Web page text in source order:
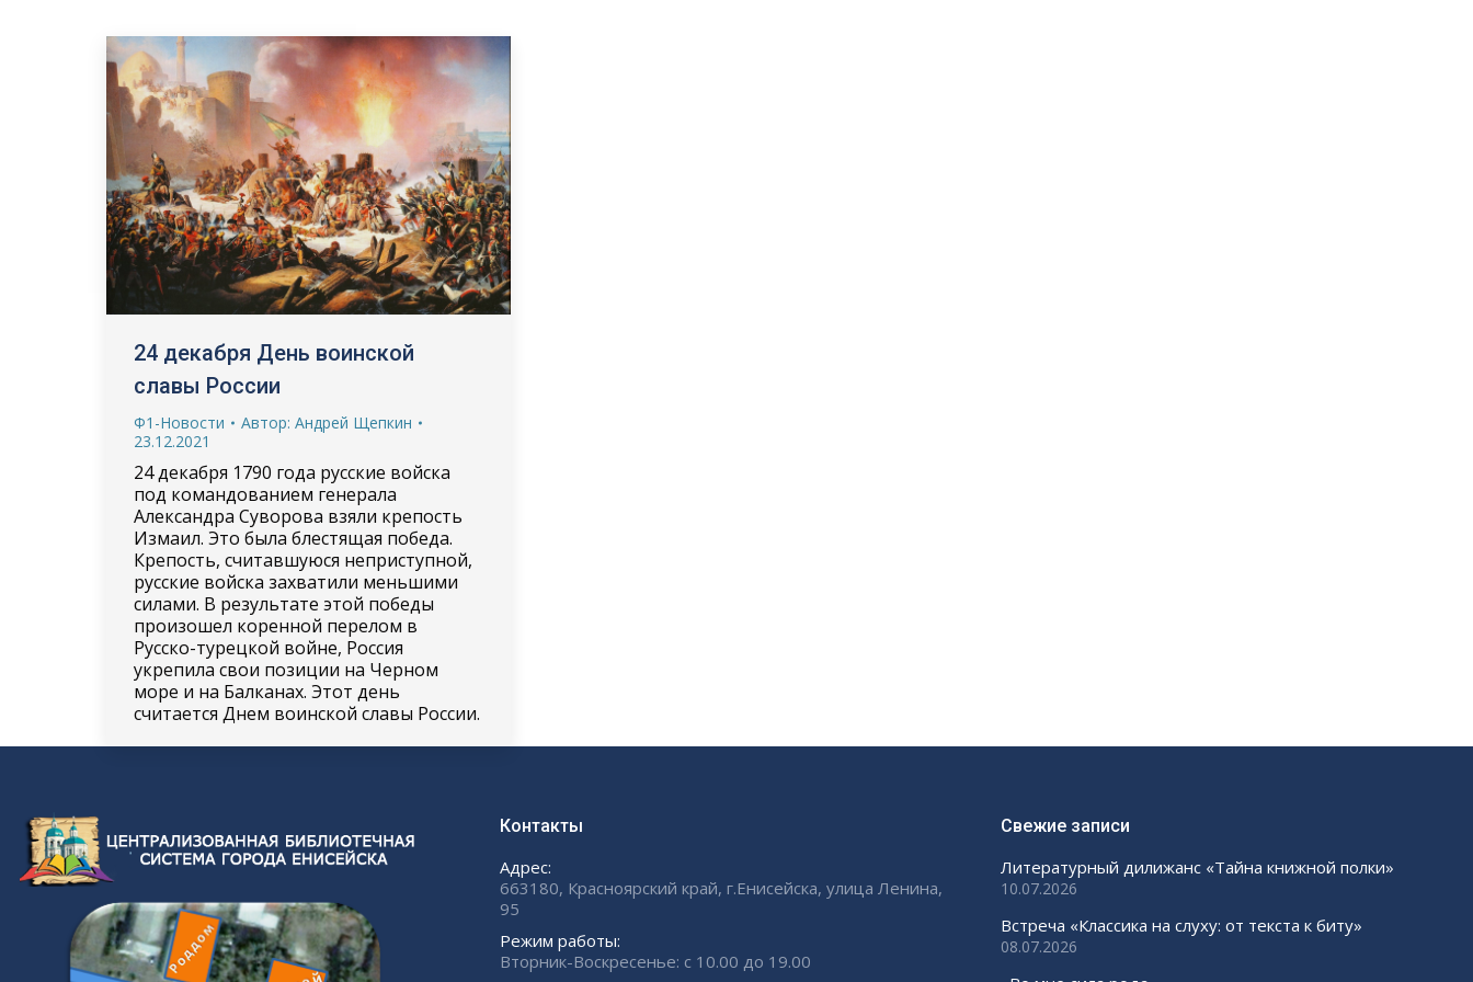
24 декабря День воинской
славы России
Ф1-Новости Автор: Андрей Щепкин
23.12.2021
24 декабря 1790 года русские войска
под командованием генерала
Александра Суворова взяли крепость
Измаил. Это была блестящая победа.
Крепость, считавшуюся неприступной,
русские войска захватили меньшими
силами. В результате этой победы
произошел коренной перелом в
Русско-турецкой войне, Россия
укрепила свои позиции на Черном
море и на Балканах. Этот день
считается Днем воинской славы России.
Контакты
Адрес:
663180, Красноярский край, г.Енисейска, улица Ленина,
95
Режим работы:
Вторник-Воскресенье: с 10.00 до 19.00
Свежие записи
Литературный дилижанс «Тайна книжной полки»
10.07.2026
Встреча «Классика на слуху: от текста к биту»
08.07.2026